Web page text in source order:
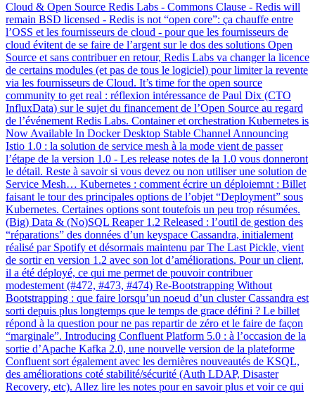
Cloud & Open Source Redis Labs - Commons Clause - Redis will
remain BSD licensed - Redis is not “open core”: ça chauffe entre
l’OSS et les fournisseurs de cloud - pour que les fournisseurs de
cloud évitent de se faire de l’argent sur le dos des solutions Open
Source et sans contribuer en retour, Redis Labs va changer la licence
de certains modules (et pas de tous le logiciel) pour limiter la revente
via les fournisseurs de Cloud. It’s time for the open source
community to get real : réflexion intéressance de Paul Dix (CTO
InfluxData) sur le sujet du financement de l’Open Source au regard
de l’événement Redis Labs. Container et orchestration Kubernetes is
Now Available In Docker Desktop Stable Channel Announcing
Istio 1.0 : la solution de service mesh à la mode vient de passer
l’étape de la version 1.0 - Les release notes de la 1.0 vous donneront
le détail. Reste à savoir si vous devez ou non utiliser une solution de
Service Mesh… Kubernetes : comment écrire un déploiemnt : Billet
faisant le tour des principales options de l’objet “Deployment” sous
Kubernetes. Certaines options sont toutefois un peu trop résumées.
(Big) Data & (No)SQL Reaper 1.2 Released : l’outil de gestion des
“réparations” des données d’un keyspace Cassandra, initialement
réalisé par Spotify et désormais maintenu par The Last Pickle, vient
de sortir en version 1.2 avec son lot d’améliorations. Pour un client,
il a été déployé, ce qui me permet de pouvoir contribuer
modestement (#472, #473, #474) Re-Bootstrapping Without
Bootstrapping : que faire lorsqu’un noeud d’un cluster Cassandra est
sorti depuis plus longtemps que le temps de grace défini ? Le billet
répond à la question pour ne pas repartir de zéro et le faire de façon
“marginale”. Introducing Confluent Platform 5.0 : à l’occasion de la
sortie d’Apache Kafka 2.0, une nouvelle version de la plateforme
Confluent sort également avec les dernières nouveautés de KSQL,
des améliorations coté stabilité/sécurité (Auth LDAP, Disaster
Recovery, etc). Allez lire les notes pour en savoir plus et voir ce qui